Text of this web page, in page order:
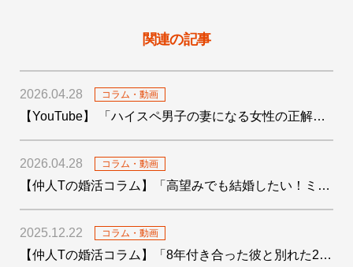
関連の記事
2026.04.28 コラム・動画
【YouTube】 「ハイスペ男子の妻になる女性の正解がわかりました！」を公開しました
2026.04.28 コラム・動画
【仲人Tの婚活コラム】「高望みでも結婚したい！ミドサー男子の婚活〜4つの婚活テクも添えて〜」を公開しました
2025.12.22 コラム・動画
【仲人Tの婚活コラム】「8年付き合った彼と別れた29歳女子の婚活」を公開しました